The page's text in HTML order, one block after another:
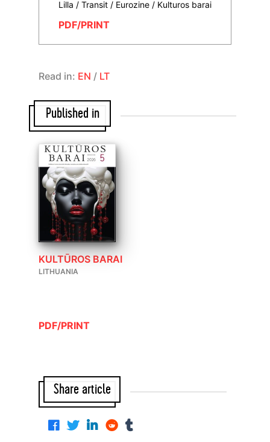
Lilla / Transit / Eurozine / Kulturos barai
PDF/PRINT
Read in: EN / LT
Published in
KULTŪROS BARAI
LITHUANIA
PDF/PRINT
Share article